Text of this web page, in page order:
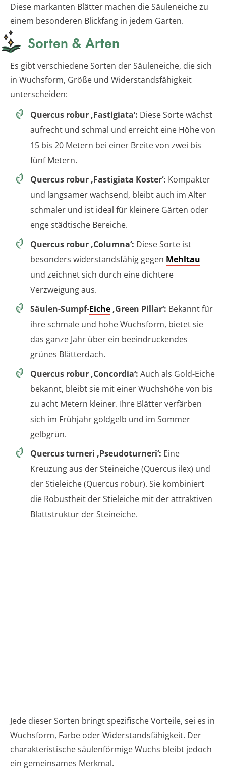
Diese markanten Blätter machen die Säuleneiche zu
einem besonderen Blickfang in jedem Garten.
Sorten & Arten
Es gibt verschiedene Sorten der Säuleneiche, die sich
in Wuchsform, Größe und Widerstandsfähigkeit
unterscheiden:
Quercus robur ‚Fastigiata‘: Diese Sorte wächst
aufrecht und schmal und erreicht eine Höhe von
15 bis 20 Metern bei einer Breite von zwei bis
fünf Metern.
Quercus robur ‚Fastigiata Koster‘: Kompakter
und langsamer wachsend, bleibt auch im Alter
schmaler und ist ideal für kleinere Gärten oder
enge städtische Bereiche.
Quercus robur ‚Columna‘: Diese Sorte ist
besonders widerstandsfähig gegen Mehltau
und zeichnet sich durch eine dichtere
Verzweigung aus.
Säulen-Sumpf-Eiche ‚Green Pillar‘: Bekannt für
ihre schmale und hohe Wuchsform, bietet sie
das ganze Jahr über ein beeindruckendes
grünes Blätterdach.
Quercus robur ‚Concordia‘: Auch als Gold-Eiche
bekannt, bleibt sie mit einer Wuchshöhe von bis
zu acht Metern kleiner. Ihre Blätter verfärben
sich im Frühjahr goldgelb und im Sommer
gelbgrün.
Quercus turneri ‚Pseudoturneri‘: Eine
Kreuzung aus der Steineiche (Quercus ilex) und
der Stieleiche (Quercus robur). Sie kombiniert
die Robustheit der Stieleiche mit der attraktiven
Blattstruktur der Steineiche.
Jede dieser Sorten bringt spezifische Vorteile, sei es in
Wuchsform, Farbe oder Widerstandsfähigkeit. Der
charakteristische säulenförmige Wuchs bleibt jedoch
ein gemeinsames Merkmal.